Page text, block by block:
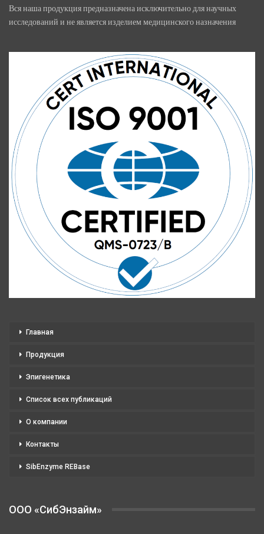
Вся наша продукция предназначена исключительно для научных
исследований и не является изделием медицинского назначения
Главная
Продукция
Эпигенетика
Список всех публикаций
О компании
Контакты
SibEnzyme REBase
OOO «СибЭнзайм»